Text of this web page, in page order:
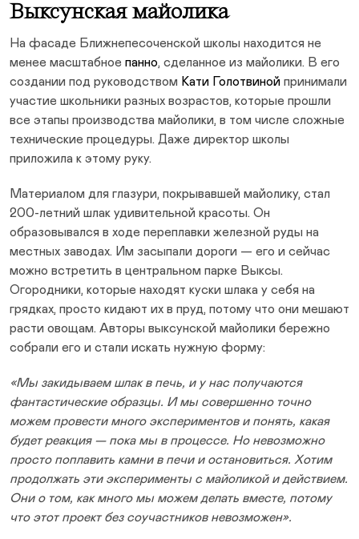
Выксунская майолика
На фасаде Ближнепесоченской школы находится не
менее масштабное панно, сделанное из майолики. В его
создании под руководством Кати Голотвиной принимали
участие школьники разных возрастов, которые прошли
все этапы производства майолики, в том числе сложные
технические процедуры. Даже директор школы
приложила к этому руку.
Материалом для глазури, покрывавшей майолику, стал
200-летний шлак удивительной красоты. Он
образовывался в ходе переплавки железной руды на
местных заводах. Им засыпали дороги — его и сейчас
можно встретить в центральном парке Выксы.
Огородники, которые находят куски шлака у себя на
грядках, просто кидают их в пруд, потому что они мешают
расти овощам. Авторы выксунской майолики бережно
собрали его и стали искать нужную форму:
«Мы закидываем шлак в печь, и у нас получаются
фантастические образцы. И мы совершенно точно
можем провести много экспериментов и понять, какая
будет реакция — пока мы в процессе. Но невозможно
просто поплавить камни в печи и остановиться. Хотим
продолжать эти эксперименты с майоликой и действием.
Они о том, как много мы можем делать вместе, потому
что этот проект без соучастников невозможен».